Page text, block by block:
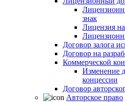
знак
Лицензия
Договор залога
Договор на
Коммерческой
Изменение
концессии
Договор
Авторское право